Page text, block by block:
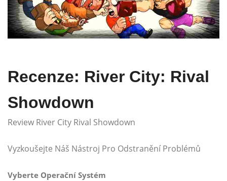
Recenze: River City: Rival
Showdown
Review River City Rival Showdown
Vyzkoušejte Náš Nástroj Pro Odstranění Problémů
Vyberte Operační Systém